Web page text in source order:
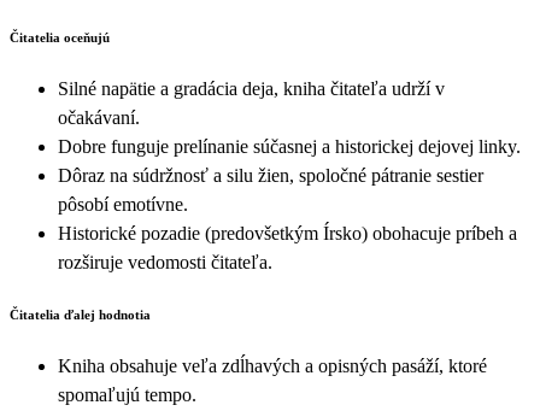
Čitatelia oceňujú
Silné napätie a gradácia deja, kniha čitateľa udrží v
očakávaní.
Dobre funguje prelínanie súčasnej a historickej dejovej linky.
Dôraz na súdržnosť a silu žien, spoločné pátranie sestier
pôsobí emotívne.
Historické pozadie (predovšetkým Írsko) obohacuje príbeh a
rozširuje vedomosti čitateľa.
Čitatelia ďalej hodnotia
Kniha obsahuje veľa zdĺhavých a opisných pasáží, ktoré
spomaľujú tempo.